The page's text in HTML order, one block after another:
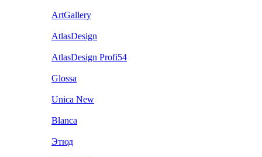
ArtGallery
AtlasDesign
AtlasDesign Profi54
Glossa
Unica New
Blanca
Этюд